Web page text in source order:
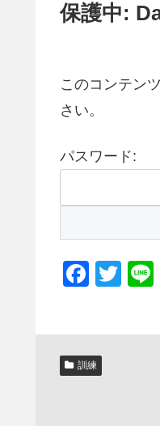
保護中:
このコンテン
さい。
パスワード:
F
e
b
T
訓練